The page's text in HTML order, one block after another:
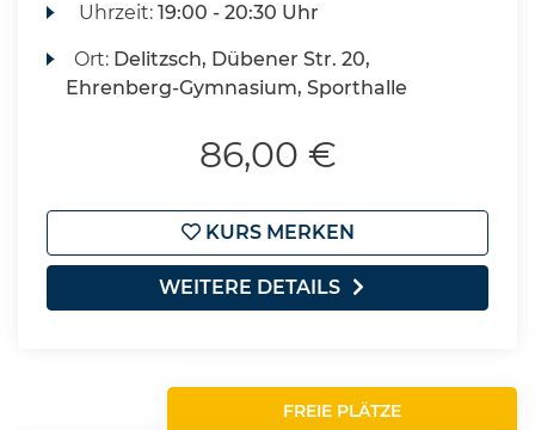
Uhrzeit:19:00 - 20:30 Uhr
Ort: Delitzsch, Dübener Str. 20,
Ehrenberg-Gymnasium, Sporthalle
86,00 €
KURS MERKEN
WEITERE DETAILS
FREIE PLÄTZE